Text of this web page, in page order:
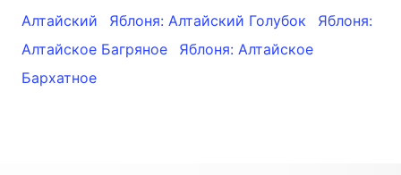
Алтайский
Яблоня: Алтайский Голубок
Яблоня:
Алтайское Багряное
Яблоня: Алтайское
Бархатное